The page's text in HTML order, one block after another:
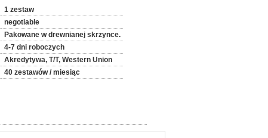
1 zestaw
negotiable
Pakowane w drewnianej skrzynce.
4-7 dni roboczych
Akredytywa, T/T, Western Union
40 zestawów / miesiąc